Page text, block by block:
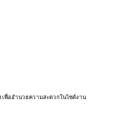
เพื่ออำนวยความสะดวกในไซต์งาน